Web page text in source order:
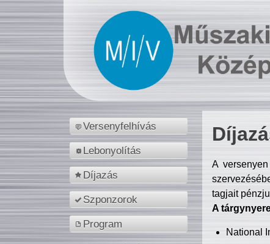
Versenyfelhívás
Lebonyolítás
Díjazás
Szponzorok
Program
A
tagjait
A
National